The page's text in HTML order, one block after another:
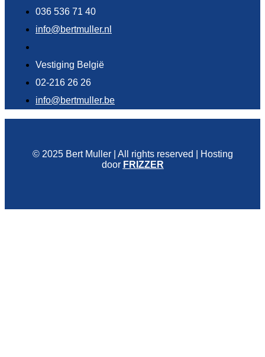
036 536 71 40
info@bertmuller.nl
Vestiging België
02-216 26 26
info@bertmuller.be
© 2025 Bert Muller | All rights reserved | Hosting
door FRIZZER